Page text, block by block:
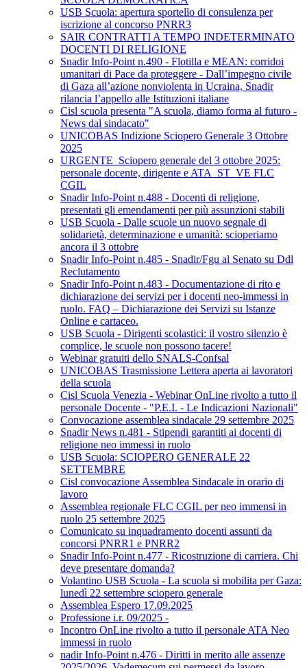
USB Scuola: apertura sportello di consulenza per
iscrizione al concorso PNRR3
SAIR CONTRATTI A TEMPO INDETERMINATO
DOCENTI DI RELIGIONE
Snadir Info-Point n.490 - Flotilla e MEAN: corridoi
umanitari di Pace da proteggere - Dall’impegno civile
di Gaza all’azione nonviolenta in Ucraina, Snadir
rilancia l’appello alle Istituzioni italiane
Cisl scuola presenta "A scuola, diamo forma al futuro -
News dal sindacato"
UNICOBAS Indizione Sciopero Generale 3 Ottobre
2025
URGENTE_Sciopero generale del 3 ottobre 2025:
personale docente, dirigente e ATA_ST_VE FLC
CGIL
Snadir Info-Point n.488 - Docenti di religione,
presentati gli emendamenti per più assunzioni stabili
USB Scuola - Dalle scuole un nuovo segnale di
solidarietà, determinazione e umanità: scioperiamo
ancora il 3 ottobre
Snadir Info-Point n.485 - Snadir/Fgu al Senato su Ddl
Reclutamento
Snadir Info-Point n.483 - Documentazione di rito e
dichiarazione dei servizi per i docenti neo-immessi in
ruolo. FAQ – Dichiarazione dei Servizi su Istanze
Online e cartaceo.
USB Scuola - Dirigenti scolastici: il vostro silenzio è
complice, le scuole non possono tacere!
Webinar gratuiti dello SNALS-Confsal
UNICOBAS Trasmissione Lettera aperta ai lavoratori
della scuola
Cisl Scuola Venezia - Webinar OnLine rivolto a tutto il
personale Docente - "P.E.I. - Le Indicazioni Nazionali"
Convocazione assemblea sindacale 29 settembre 2025
Snadir News n.481 - Stipendi garantiti ai docenti di
religione neo immessi in ruolo
USB Scuola: SCIOPERO GENERALE 22
SETTEMBRE
Cisl convocazione Assemblea Sindacale in orario di
lavoro
Assemblea regionale FLC CGIL per neo immensi in
ruolo 25 settembre 2025
Comunicato su inquadramento docenti assunti da
concorsi PNRR1 e PNRR2
Snadir Info-Point n.477 - Ricostruzione di carriera. Chi
deve presentare domanda?
Volantino USB Scuola - La scuola si mobilita per Gaza:
lunedì 22 settembre sciopero generale
Assemblea Espero 17.09.2025
Professione i.r. 09/2025 -
Incontro OnLine rivolto a tutto il personale ATA Neo
immessi in ruolo
nadir Info-Point n.476 - Diritti in merito alle assenze